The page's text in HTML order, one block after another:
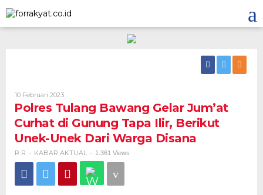
to
content
10 Februari 2023Oleh
R
Polres Tulang Bawang Gelar Jum’at
Curhat di Gunung Tapa Ilir, Berikut
Unek-Unek Dari Warga Disana
R R - KABAR AKTUAL - 1.361 Views